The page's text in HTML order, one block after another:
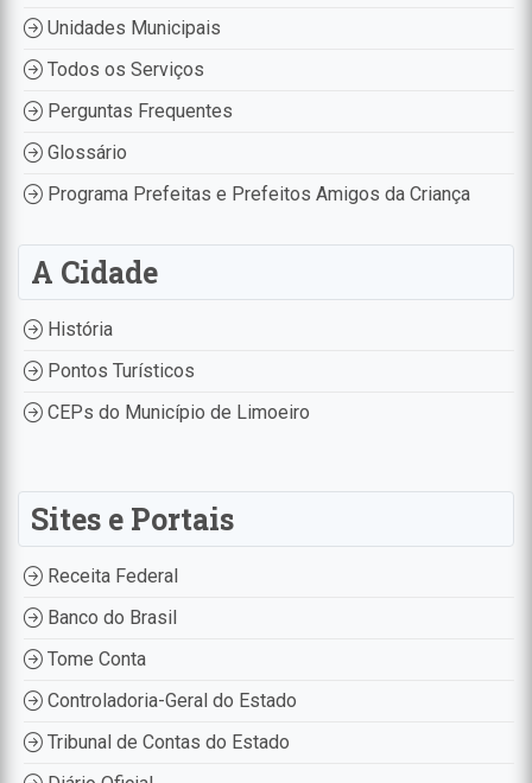
Unidades Municipais
Todos os Serviços
Perguntas Frequentes
Glossário
Programa Prefeitas e Prefeitos Amigos da Criança
A Cidade
História
Pontos Turísticos
CEPs do Município de Limoeiro
Sites e Portais
Receita Federal
Banco do Brasil
Tome Conta
Controladoria-Geral do Estado
Tribunal de Contas do Estado